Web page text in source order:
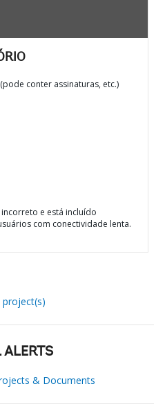
conter assinaturas, etc.)
e está incluído
com conectividade lenta.
ALERTS
& Documents